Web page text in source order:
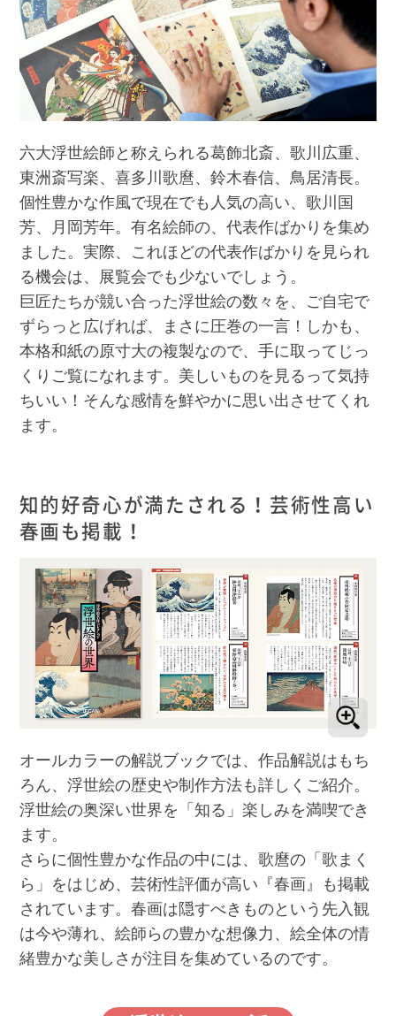
六大浮世絵師と称えられる葛飾北斎、歌川広重、
東洲斎写楽、喜多川歌麿、鈴木春信、鳥居清長。
個性豊かな作風で現在でも人気の高い、歌川国
芳、月岡芳年。有名絵師の、代表作ばかりを集め
ました。実際、これほどの代表作ばかりを見られ
る機会は、展覧会でも少ないでしょう。
巨匠たちが競い合った浮世絵の数々を、ご自宅で
ずらっと広げれば、まさに圧巻の一言！しかも、
本格和紙の原寸大の複製なので、手に取ってじっ
くりご覧になれます。美しいものを見るって気持
ちいい！そんな感情を鮮やかに思い出させてくれ
ます。
知的好奇心が満たされる！芸術性高い
春画も掲載！
オールカラーの解説ブックでは、作品解説はもち
ろん、浮世絵の歴史や制作方法も詳しくご紹介。
浮世絵の奥深い世界を「知る」楽しみを満喫でき
ます。
さらに個性豊かな作品の中には、歌麿の「歌まく
ら」をはじめ、芸術性評価が高い『春画』も掲載
されています。春画は隠すべきものという先入観
は今や薄れ、絵師らの豊かな想像力、絵全体の情
緒豊かな美しさが注目を集めているのです。